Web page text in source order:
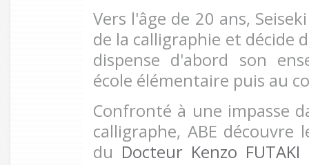
Vers l'âge de 20 ans,
de la calligraphie et décide
dispense d'abord son
école élémentaire puis au
Confronté à une impasse
calligraphe, ABE découvre
du Docteur Kenzo FUTAKI